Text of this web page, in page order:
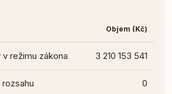
Objem (Kč)
režimu zákona 3 210 153 541
0